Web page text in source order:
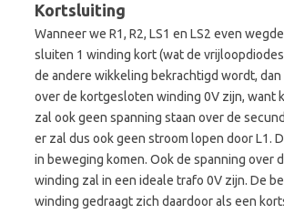
Kortsluiting
Wanneer we R1, R2, LS1 en LS2 even
sluiten 1 winding kort (wat de
de andere wikkeling bekrachtigd wordt, dan
over de kortgesloten winding 0V zijn, want
zal ook geen spanning staan over de
er zal dus ook geen stroom lopen door L1.
in beweging komen. Ook de spanning over
winding zal in een ideale trafo 0V zijn. De
winding gedraagt zich daardoor als een